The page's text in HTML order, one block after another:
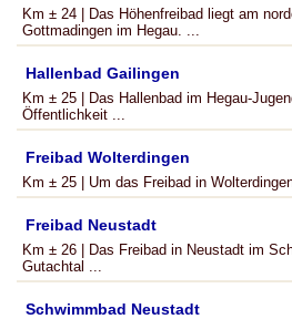
Km ± 24 | Das Höhenfreibad liegt am
Gottmadingen im Hegau. ...
Hallenbad Gailingen
Km ± 25 | Das Hallenbad im Hegau-
Öffentlichkeit ...
Freibad Wolterdingen
Km ± 25 | Um das Freibad in
Freibad Neustadt
Km ± 26 | Das Freibad in Neustadt im
Gutachtal ...
Schwimmbad Neustadt